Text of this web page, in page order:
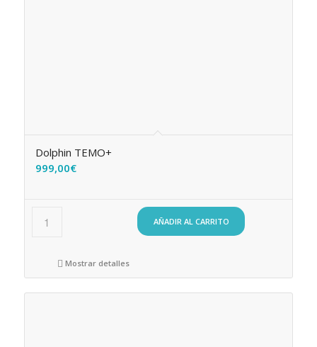
Dolphin TEMO+
999,00€
AÑADIR AL CARRITO
Mostrar detalles